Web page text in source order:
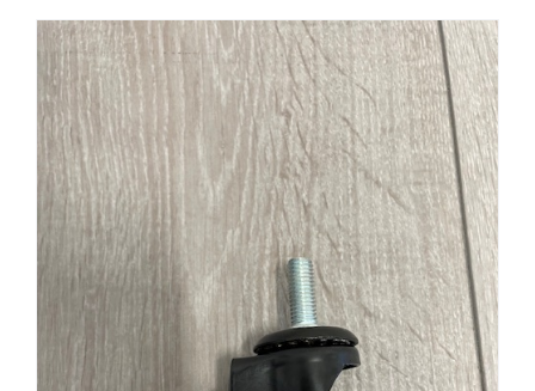
Accessoires
Magazijnsale
Buitenkansjes
Afspraak maken
Contact